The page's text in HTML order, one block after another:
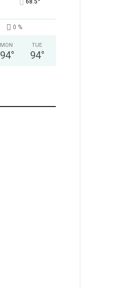
68.5
0 %
MON
94°
TUE
94°